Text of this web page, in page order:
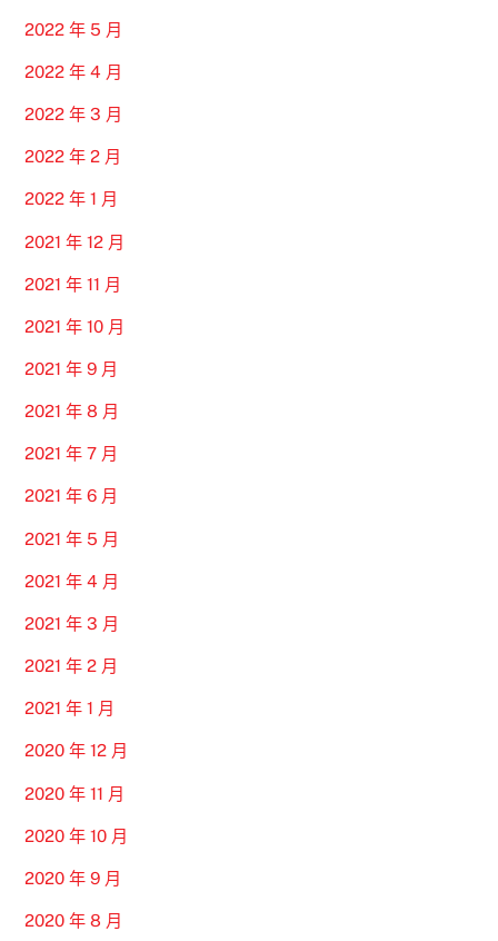
2022 年 5 月
2022 年 4 月
2022 年 3 月
2022 年 2 月
2022 年 1 月
2021 年 12 月
2021 年 11 月
2021 年 10 月
2021 年 9 月
2021 年 8 月
2021 年 7 月
2021 年 6 月
2021 年 5 月
2021 年 4 月
2021 年 3 月
2021 年 2 月
2021 年 1 月
2020 年 12 月
2020 年 11 月
2020 年 10 月
2020 年 9 月
2020 年 8 月